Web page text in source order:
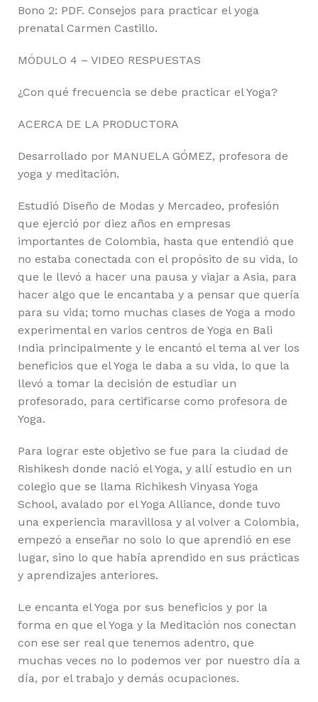
Bono 2: PDF. Consejos para practicar el yoga
prenatal Carmen Castillo.
MÓDULO 4 – VIDEO RESPUESTAS
¿Con qué frecuencia se debe practicar el Yoga?
ACERCA DE LA PRODUCTORA
Desarrollado por MANUELA GÓMEZ, profesora de
yoga y meditación.
Estudió Diseño de Modas y Mercadeo, profesión
que ejerció por diez años en empresas
importantes de Colombia, hasta que entendió que
no estaba conectada con el propósito de su vida, lo
que le llevó a hacer una pausa y viajar a Asia, para
hacer algo que le encantaba y a pensar que quería
para su vida; tomo muchas clases de Yoga a modo
experimental en varios centros de Yoga en Bali
India principalmente y le encantó el tema al ver los
beneficios que el Yoga le daba a su vida, lo que la
llevó a tomar la decisión de estudiar un
profesorado, para certificarse como profesora de
Yoga.
Para lograr este objetivo se fue para la ciudad de
Rishikesh donde nació el Yoga, y allí estudio en un
colegio que se llama Richikesh Vinyasa Yoga
School, avalado por el Yoga Alliance, donde tuvo
una experiencia maravillosa y al volver a Colombia,
empezó a enseñar no solo lo que aprendió en ese
lugar, sino lo que había aprendido en sus prácticas
y aprendizajes anteriores.
Le encanta el Yoga por sus beneficios y por la
forma en que el Yoga y la Meditación nos conectan
con ese ser real que tenemos adentro, que
muchas veces no lo podemos ver por nuestro día a
día, por el trabajo y demás ocupaciones.